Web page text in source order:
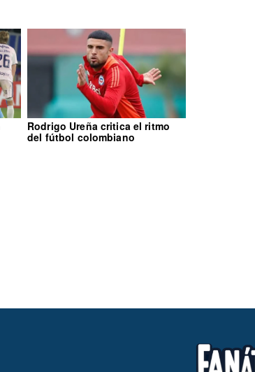
Rodrigo Ureña critica el ritmo
del fútbol colombiano